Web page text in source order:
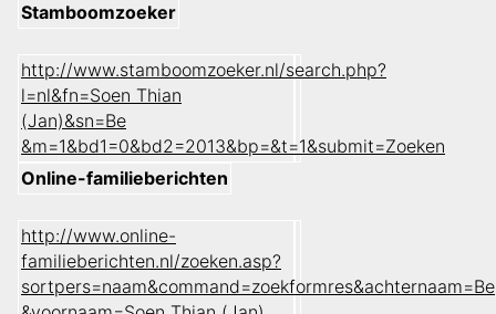
Stamboomzoeker
http://www.stamboomzoeker.nl/search.php?
l=nl&fn=Soen Thian
(Jan)&sn=Be
&m=1&bd1=0&bd2=2013&bp=&t=1&submit=Zoeken
Online-familieberichten
http://www.online-
familieberichten.nl/zoeken.asp?
sortpers=naam&command=zoekformres&achternaam=Be